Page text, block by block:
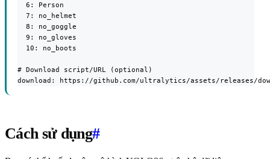
  6: Person
  7: no_helmet
  8: no_goggle
  9: no_gloves
  10: no_boots
# Download script/URL (optional)
download: https://github.com/ultralytics/assets/releases/
Cách sử dụng#